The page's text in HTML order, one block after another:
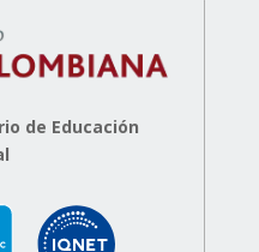
de Educación